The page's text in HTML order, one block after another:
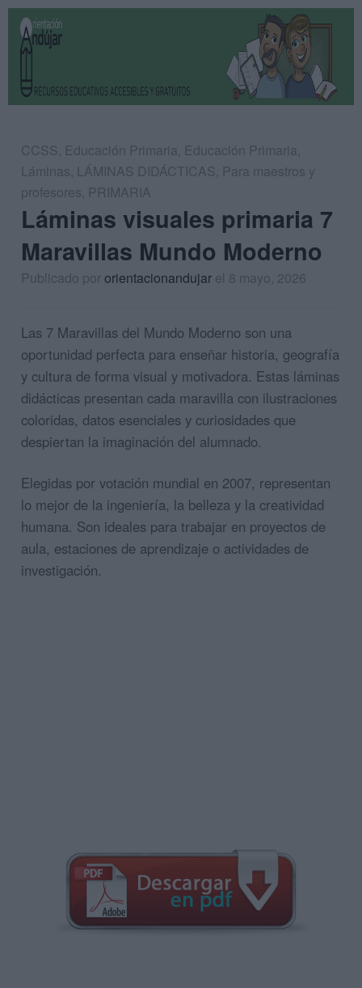
CCSS, Educación Primaria, Educación Primaria,
Láminas, LÁMINAS DIDÁCTICAS, Para maestros y
profesores, PRIMARIA
Láminas visuales primaria 7
Maravillas Mundo Moderno
Publicado pororientacionandujar el 8 mayo, 2026
Las 7 Maravillas del Mundo Moderno son una
oportunidad perfecta para enseñar historia, geografía
y cultura de forma visual y motivadora. Estas láminas
didácticas presentan cada maravilla con ilustraciones
coloridas, datos esenciales y curiosidades que
despiertan la imaginación del alumnado.
Elegidas por votación mundial en 2007, representan
lo mejor de la ingeniería, la belleza y la creatividad
humana. Son ideales para trabajar en proyectos de
aula, estaciones de aprendizaje o actividades de
investigación.